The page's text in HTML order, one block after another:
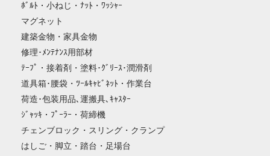
ﾎﾞﾙﾄ・小ねじ・ﾅｯﾄ・ﾜｯｼｬｰ
マグネット
建築金物・家具金物
修理･ﾒﾝﾃﾅﾝｽ用部材
ﾃｰﾌﾟ・接着剤・塗料･ｸﾞﾘｰｽ･潤滑剤
道具箱･腰袋・ﾂｰﾙｷｬﾋﾞﾈｯﾄ・作業台
荷造･包装用品､運搬具､ｷｬｽﾀｰ
ｼﾞｬｯｷ・ﾌﾟｰﾗｰ・荷締機
チェンブロック・スリング・クランプ
はしご・脚立・踏台・足場台